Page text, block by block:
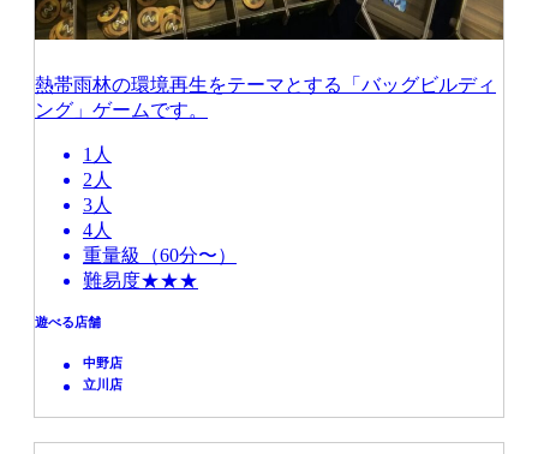
熱帯雨林の環境再生をテーマとする「バッグビルディ
ング」ゲームです。
1人
2人
3人
4人
重量級（60分〜）
難易度★★★
遊べる店舗
中野店
立川店